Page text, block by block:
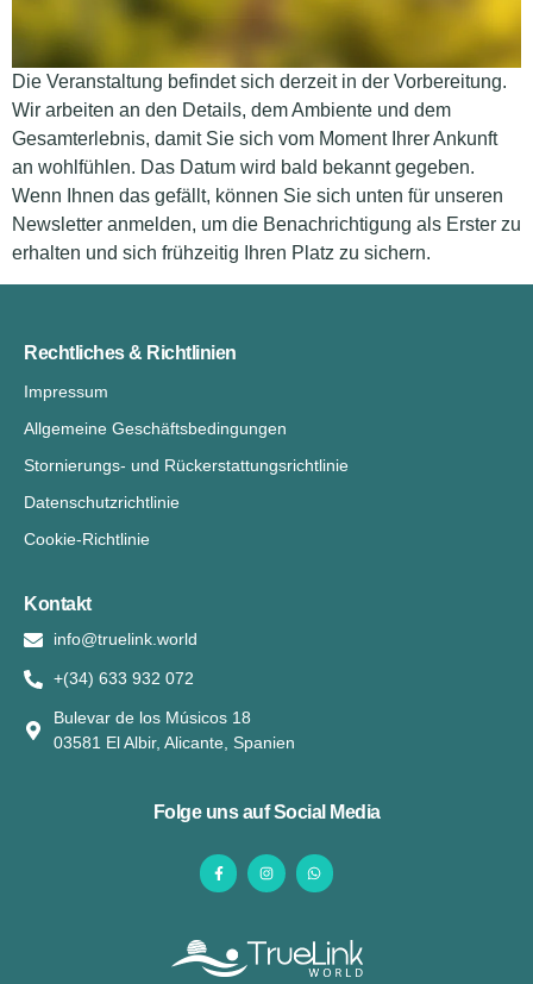
Die Veranstaltung befindet sich derzeit in der Vorbereitung.
Wir arbeiten an den Details, dem Ambiente und dem
Gesamterlebnis, damit Sie sich vom Moment Ihrer Ankunft
an wohlfühlen. Das Datum wird bald bekannt gegeben.
Wenn Ihnen das gefällt, können Sie sich unten für unseren
Newsletter anmelden, um die Benachrichtigung als Erster zu
erhalten und sich frühzeitig Ihren Platz zu sichern.
Rechtliches & Richtlinien
Impressum
Allgemeine Geschäftsbedingungen
Stornierungs- und Rückerstattungsrichtlinie
Datenschutzrichtlinie
Cookie-Richtlinie
Kontakt
info@truelink.world
+(34) 633 932 072
Bulevar de los Músicos 18
03581 El Albir, Alicante, Spanien
Folge uns auf Social Media